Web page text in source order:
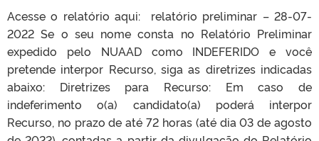
Acesse o relatório aqui: relatório preliminar – 28-07-
2022 Se o seu nome consta no Relatório Preliminar
expedido pelo NUAAD como INDEFERIDO e você
pretende interpor Recurso, siga as diretrizes indicadas
abaixo: Diretrizes para Recurso: Em caso de
indeferimento o(a) candidato(a) poderá interpor
Recurso, no prazo de até 72 horas (até dia 03 de agosto